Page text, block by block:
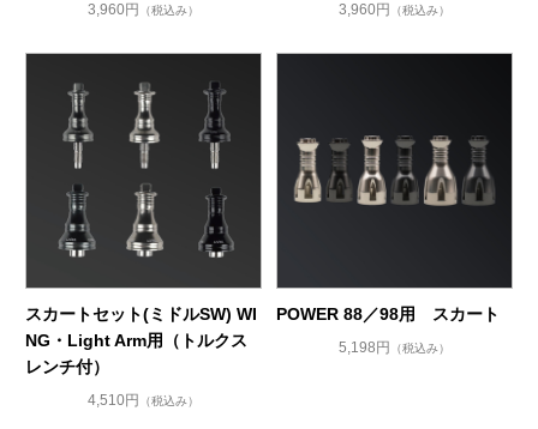
3,960円 （税込み） 3,960円 （税込み）
スカートセット(ミドルSW) WI
NG・Light Arm用（トルクス
レンチ付）
4,510円 （税込み）
POWER 88／98用 スカート
5,198円 （税込み）